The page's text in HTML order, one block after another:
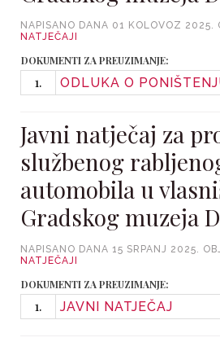
NAPISANO DANA 01 KOLOVOZ 2025.
NATJEČAJI
DOKUMENTI ZA PREUZIMANJE:
1. ODLUKA O
Javni natječaj za
službenog
automobila u
Gradskog muzeja
NAPISANO DANA 15 SRPANJ 2025.
NATJEČAJI
DOKUMENTI ZA PREUZIMANJE:
1. JAVNI NATJEČAJ